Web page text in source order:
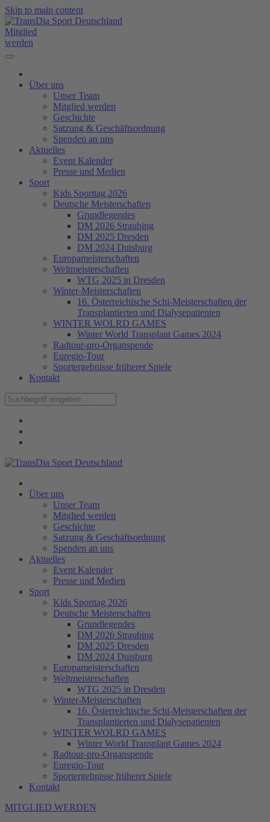
Skip to main content
Mitglied
werden
Über uns
Unser Team
Mitglied werden
Geschichte
Satzung & Geschäftsordnung
Spenden an uns
Aktuelles
Event Kalender
Presse und Medien
Sport
Kids Sporttag 2026
Deutsche Meisterschaften
Grundlegendes
DM 2026 Straubing
DM 2025 Dresden
DM 2024 Duisburg
Europameisterschaften
Weltmeisterschaften
WTG 2025 in Dresden
Winter-Meisterschaften
16. Österreichische Schi-Meisterschaften der
Transplantierten und Dialysepatienten
WINTER WOLRD GAMES
Winter World Transplant Games 2024
Radtour-pro-Organspende
Euregio-Tour
Sportergebnisse früherer Spiele
Kontakt
Über uns
Unser Team
Mitglied werden
Geschichte
Satzung & Geschäftsordnung
Spenden an uns
Aktuelles
Event Kalender
Presse und Medien
Sport
Kids Sporttag 2026
Deutsche Meisterschaften
Grundlegendes
DM 2026 Straubing
DM 2025 Dresden
DM 2024 Duisburg
Europameisterschaften
Weltmeisterschaften
WTG 2025 in Dresden
Winter-Meisterschaften
16. Österreichische Schi-Meisterschaften der
Transplantierten und Dialysepatienten
WINTER WOLRD GAMES
Winter World Transplant Games 2024
Radtour-pro-Organspende
Euregio-Tour
Sportergebnisse früherer Spiele
Kontakt
MITGLIED WERDEN